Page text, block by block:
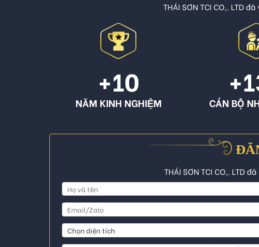
THÁI SƠN TCI CO,. LTD
+10
NĂM KINH NGHIỆM CÁN BỘ
THÁI SƠN TCI CO,. LTD